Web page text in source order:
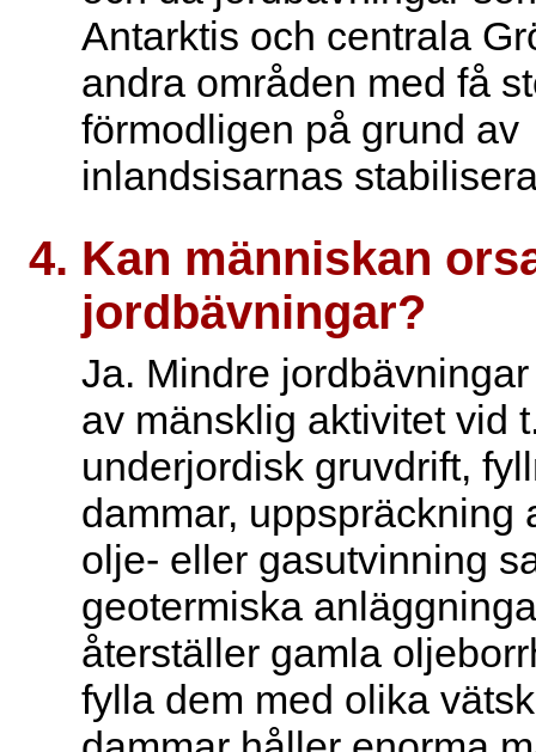
Antarktis och centrala
andra områden med få
förmodligen på grund av
inlandsisarnas
Kan människan
jordbävningar?
Ja. Mindre
av mänsklig aktivitet vid
underjordisk gruvdrift,
dammar, uppspräckning
olje- eller gasutvinning
geotermiska
återställer gamla
fylla dem med olika